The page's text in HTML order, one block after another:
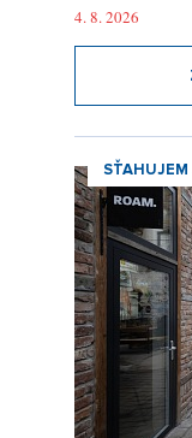
4. 8. 2026
SŤAHUJEM